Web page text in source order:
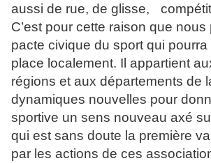
aussi de rue, de glisse,
C’est pour cette raison que
pacte civique du sport qui pourra
place localement. Il appartient
régions et aux départements de
dynamiques nouvelles pour
sportive un sens nouveau axé
qui est sans doute la première
par les actions de ces